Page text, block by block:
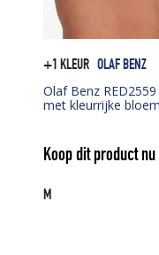
+1 KLEUR OLAF BENZ
Olaf Benz
met kleurrijke
Koop dit product
M